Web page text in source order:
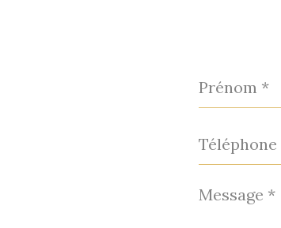
Prénom
Téléphone
Message